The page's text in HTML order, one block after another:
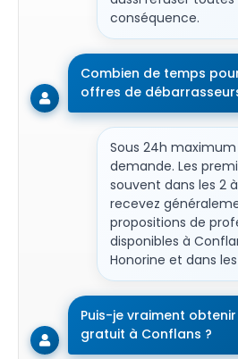
conséquence.
Combien de temps
offres de
Sous 24h
demande. Les
souvent dans les 2
recevez
propositions de
disponibles à
Honorine et dans
Puis-je vraiment
gratuit à Conflans ?